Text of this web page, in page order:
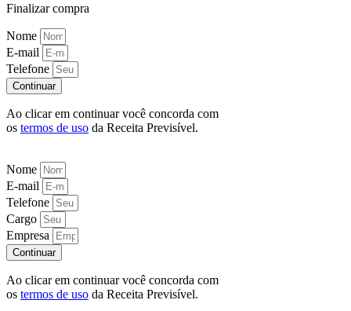
Finalizar compra
Nome
E-mail
Telefone
Continuar
Ao clicar em continuar você concorda com
os termos de uso da Receita Previsível.
Nome
E-mail
Telefone
Cargo
Empresa
Continuar
Ao clicar em continuar você concorda com
os termos de uso da Receita Previsível.